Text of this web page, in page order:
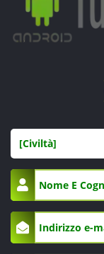
[Civiltà]